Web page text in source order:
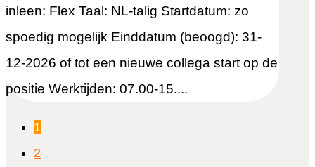
inleen: Flex Taal: NL-talig Startdatum: zo
spoedig mogelijk Einddatum (beoogd): 31-
12-2026 of tot een nieuwe collega start op de
positie Werktijden: 07.00-15....
1
2